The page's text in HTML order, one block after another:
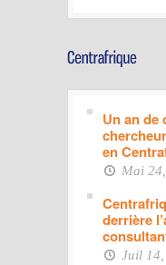
Un an de
en
Mai
derrière
Juil 14,